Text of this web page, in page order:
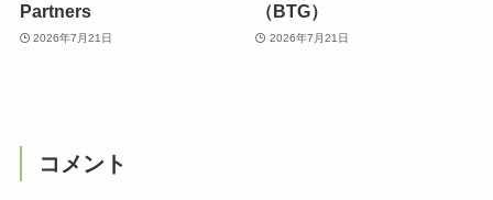
Partners
2026年7月21日
（BTG）
2026年7月21日
コメント